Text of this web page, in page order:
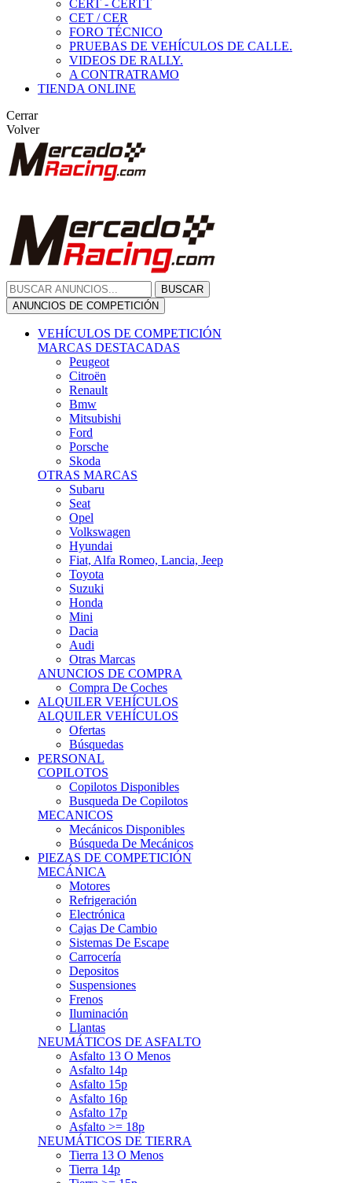
CERT - CERTT
CET / CER
FORO TÉCNICO
PRUEBAS DE VEHÍCULOS DE CALLE.
VIDEOS DE RALLY.
A CONTRATRAMO
TIENDA ONLINE
Cerrar
Volver
BUSCAR
ANUNCIOS DE COMPETICIÓN
VEHÍCULOS DE COMPETICIÓN
MARCAS DESTACADAS
Peugeot
Citroën
Renault
Bmw
Mitsubishi
Ford
Porsche
Skoda
OTRAS MARCAS
Subaru
Seat
Opel
Volkswagen
Hyundai
Fiat, Alfa Romeo, Lancia, Jeep
Toyota
Suzuki
Honda
Mini
Dacia
Audi
Otras Marcas
ANUNCIOS DE COMPRA
Compra De Coches
ALQUILER VEHÍCULOS
ALQUILER VEHÍCULOS
Ofertas
Búsquedas
PERSONAL
COPILOTOS
Copilotos Disponibles
Busqueda De Copilotos
MECANICOS
Mecánicos Disponibles
Búsqueda De Mecánicos
PIEZAS DE COMPETICIÓN
MECÁNICA
Motores
Refrigeración
Electrónica
Cajas De Cambio
Sistemas De Escape
Carrocería
Depositos
Suspensiones
Frenos
Iluminación
Llantas
NEUMÁTICOS DE ASFALTO
Asfalto 13 O Menos
Asfalto 14p
Asfalto 15p
Asfalto 16p
Asfalto 17p
Asfalto >= 18p
NEUMÁTICOS DE TIERRA
Tierra 13 O Menos
Tierra 14p
Tierra >= 15p
Offroad Y 4x4